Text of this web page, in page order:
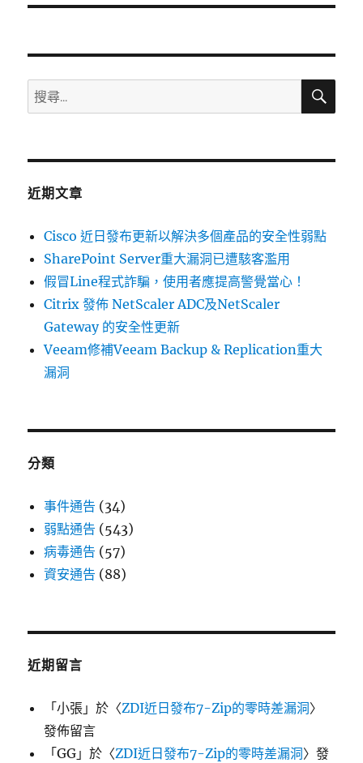
文
搜
尋
鍵
搜
近期文章
Cisco 近日發布更新以解決多個產品的安全性弱點
SharePoint Server重大漏洞已遭駭客濫用
假冒Line程式詐騙，使用者應提高警覺當心！
Citrix 發佈 NetScaler ADC及NetScaler
Gateway 的安全性更新
Veeam修補Veeam Backup & Replication重大
漏洞
分類
事件通告 (34)
弱點通告 (543)
病毒通告 (57)
資安通告 (88)
近期留言
「小張 」於〈ZDI近日發布7-Zip的零時差漏洞〉
發佈留言
「GG 」於〈ZDI近日發布7-Zip的零時差漏洞〉發